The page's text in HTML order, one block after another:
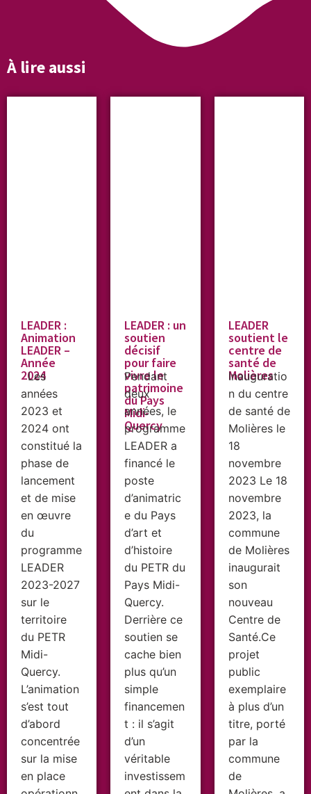
À lire aussi
LEADER :
Animation
LEADER –
Année
2024
Les
années
2023 et
2024 ont
constitué la
phase de
lancement
et de mise
en œuvre
du
programme
LEADER
2023-2027
sur le
territoire
du PETR
Midi-
Quercy.
L’animation
s’est tout
d’abord
concentrée
sur la mise
en place
LEADER : un
soutien
décisif
pour faire
vivre le
patrimoine
du Pays
Midi-
Quercy
Pendant
deux
années, le
programme
LEADER a
financé le
poste
d’animatric
e du Pays
d’art et
d’histoire
du PETR du
Pays Midi-
Quercy.
Derrière ce
soutien se
cache bien
plus qu’un
simple
financemen
t : il s’agit
d’un
véritable
investissem
LEADER
soutient le
centre de
santé de
Molières
Inauguratio
n du centre
de santé de
Molières le
18
novembre
2023 Le 18
novembre
2023, la
commune
de Molières
inaugurait
son
nouveau
Centre de
Santé.Ce
projet
public
exemplaire
à plus d’un
titre, porté
par la
commune
de